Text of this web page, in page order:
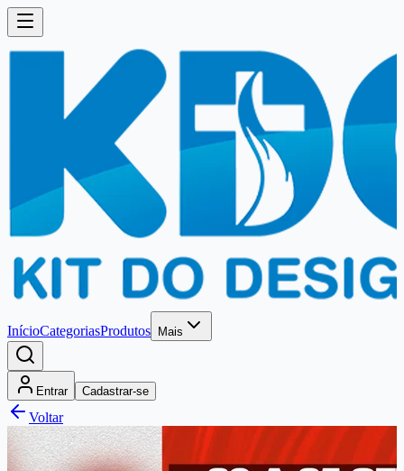
InícioCategoriasProdutos Mais
Entrar Cadastrar-se
Voltar